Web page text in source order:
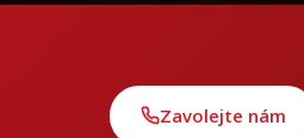
Zavolejte nám